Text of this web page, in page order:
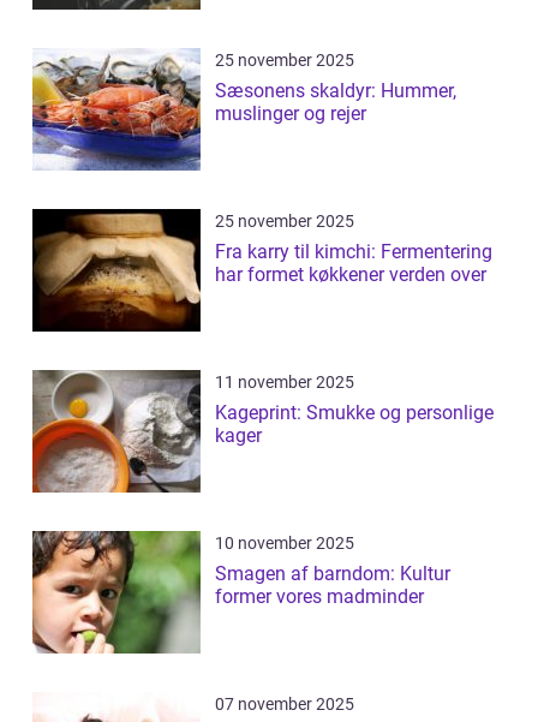
25 november 2025
Sæsonens skaldyr: Hummer,
muslinger og rejer
25 november 2025
Fra karry til kimchi: Fermentering
har formet køkkener verden over
11 november 2025
Kageprint: Smukke og personlige
kager
10 november 2025
Smagen af barndom: Kultur
former vores madminder
07 november 2025